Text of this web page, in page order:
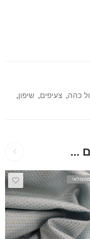
כהה, צעיפים, שיפון,
...